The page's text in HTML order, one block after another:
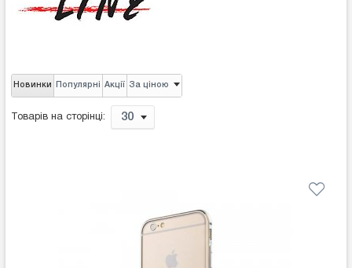
Новинки Популярні Акції За ціною
Товарів на сторінці: 30